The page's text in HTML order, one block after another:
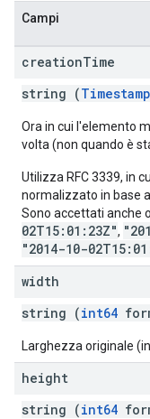
Campi
creationTime
string (Timestamp
Ora in cui l'elemento
volta (non quando è
Utilizza RFC 3339, in
normalizzato in base
Sono accettati anche
02T15:01:23Z",
"2014-10-
width
string (int64
Larghezza originale
height
string (int64